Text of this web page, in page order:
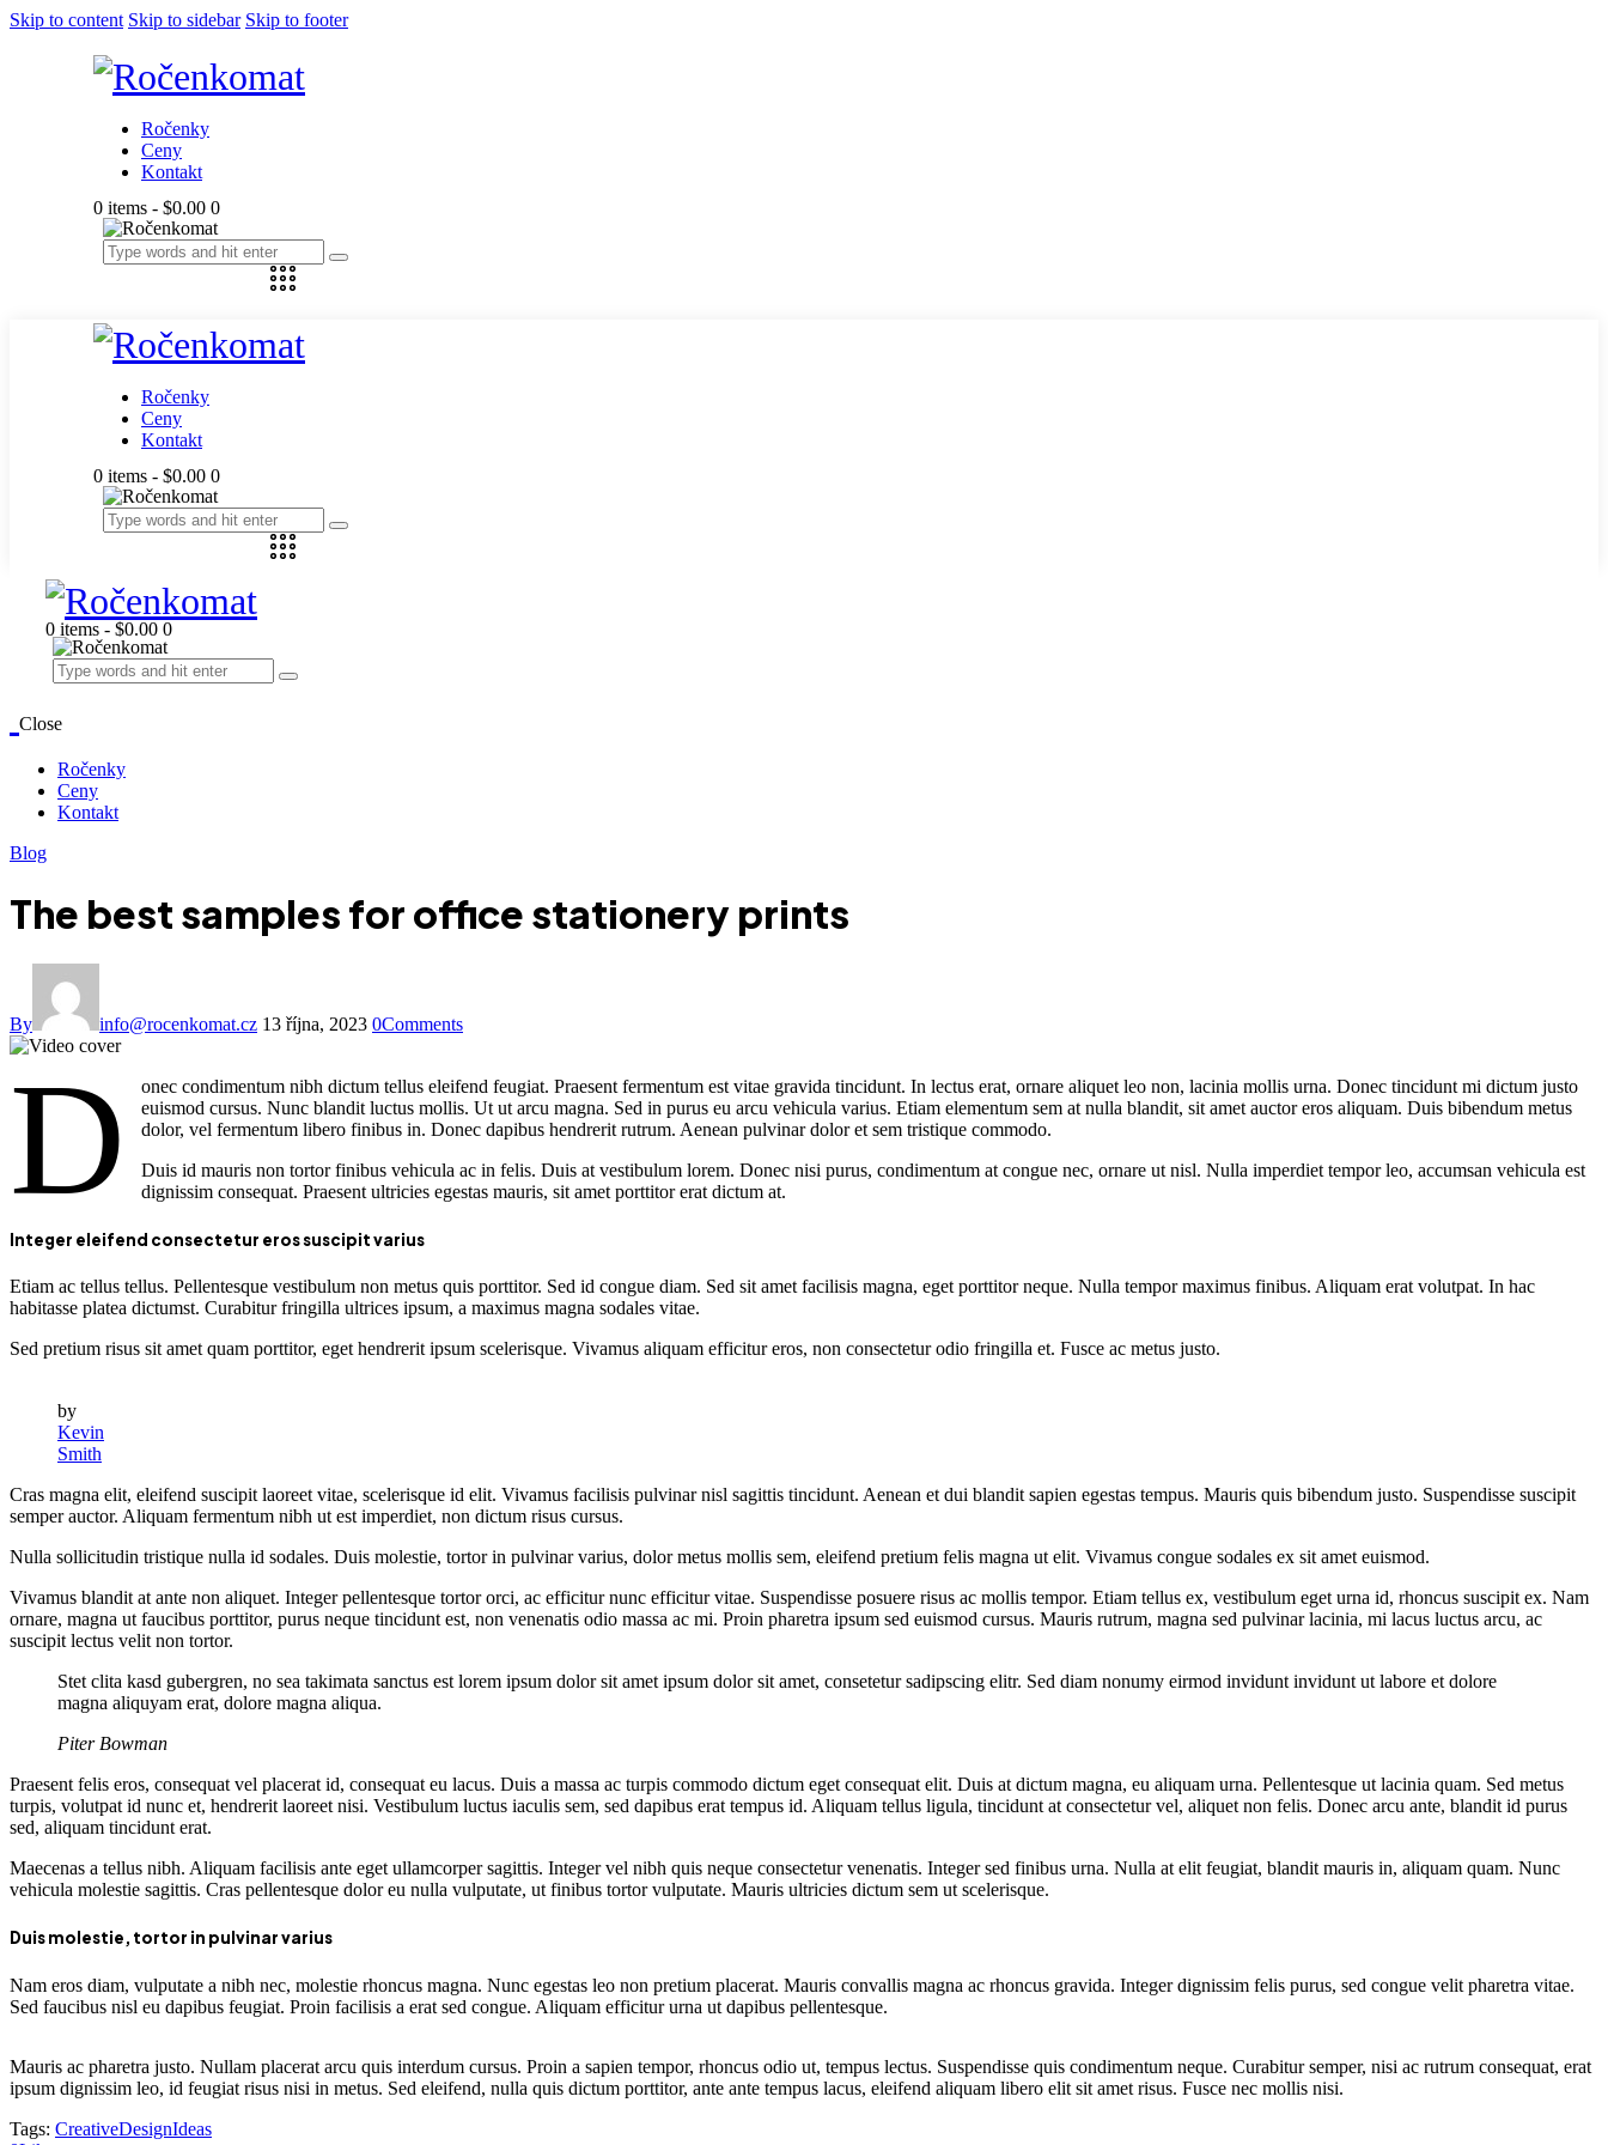
Skip to content Skip to sidebar Skip to footer
Ročenky
Ceny
Kontakt
0 items - $0.00 0
Ročenky
Ceny
Kontakt
0 items - $0.00 0
0 items - $0.00 0
Close
Ročenky
Ceny
Kontakt
Blog
The best samples for office stationery prints
By info@rocenkomat.cz 13 října, 2023 0Comments
D
onec condimentum nibh dictum tellus eleifend feugiat. Praesent fermentum est vitae gravida tincidunt. In lectus erat, ornare aliquet leo non, lacinia mollis urna. Donec tincidunt mi dictum justo
euismod cursus. Nunc blandit luctus mollis. Ut ut arcu magna. Sed in purus eu arcu vehicula varius. Etiam elementum sem at nulla blandit, sit amet auctor eros aliquam. Duis bibendum metus
dolor, vel fermentum libero finibus in. Donec dapibus hendrerit rutrum. Aenean pulvinar dolor et sem tristique commodo.
Duis id mauris non tortor finibus vehicula ac in felis. Duis at vestibulum lorem. Donec nisi purus, condimentum at congue nec, ornare ut nisl. Nulla imperdiet tempor leo, accumsan vehicula est
dignissim consequat. Praesent ultricies egestas mauris, sit amet porttitor erat dictum at.
Integer eleifend consectetur eros suscipit varius
Etiam ac tellus tellus. Pellentesque vestibulum non metus quis porttitor. Sed id congue diam. Sed sit amet facilisis magna, eget porttitor neque. Nulla tempor maximus finibus. Aliquam erat volutpat. In hac
habitasse platea dictumst. Curabitur fringilla ultrices ipsum, a maximus magna sodales vitae.
Sed pretium risus sit amet quam porttitor, eget hendrerit ipsum scelerisque. Vivamus aliquam efficitur eros, non consectetur odio fringilla et. Fusce ac metus justo.
by
Kevin
Smith
Cras magna elit, eleifend suscipit laoreet vitae, scelerisque id elit. Vivamus facilisis pulvinar nisl sagittis tincidunt. Aenean et dui blandit sapien egestas tempus. Mauris quis bibendum justo. Suspendisse suscipit
semper auctor. Aliquam fermentum nibh ut est imperdiet, non dictum risus cursus.
Nulla sollicitudin tristique nulla id sodales. Duis molestie, tortor in pulvinar varius, dolor metus mollis sem, eleifend pretium felis magna ut elit. Vivamus congue sodales ex sit amet euismod.
Vivamus blandit at ante non aliquet. Integer pellentesque tortor orci, ac efficitur nunc efficitur vitae. Suspendisse posuere risus ac mollis tempor. Etiam tellus ex, vestibulum eget urna id, rhoncus suscipit ex. Nam
ornare, magna ut faucibus porttitor, purus neque tincidunt est, non venenatis odio massa ac mi. Proin pharetra ipsum sed euismod cursus. Mauris rutrum, magna sed pulvinar lacinia, mi lacus luctus arcu, ac
suscipit lectus velit non tortor.
Stet clita kasd gubergren, no sea takimata sanctus est lorem ipsum dolor sit amet ipsum dolor sit amet, consetetur sadipscing elitr. Sed diam nonumy eirmod invidunt invidunt ut labore et dolore
magna aliquyam erat, dolore magna aliqua.
Piter Bowman
Praesent felis eros, consequat vel placerat id, consequat eu lacus. Duis a massa ac turpis commodo dictum eget consequat elit. Duis at dictum magna, eu aliquam urna. Pellentesque ut lacinia quam. Sed metus
turpis, volutpat id nunc et, hendrerit laoreet nisi. Vestibulum luctus iaculis sem, sed dapibus erat tempus id. Aliquam tellus ligula, tincidunt at consectetur vel, aliquet non felis. Donec arcu ante, blandit id purus
sed, aliquam tincidunt erat.
Maecenas a tellus nibh. Aliquam facilisis ante eget ullamcorper sagittis. Integer vel nibh quis neque consectetur venenatis. Integer sed finibus urna. Nulla at elit feugiat, blandit mauris in, aliquam quam. Nunc
vehicula molestie sagittis. Cras pellentesque dolor eu nulla vulputate, ut finibus tortor vulputate. Mauris ultricies dictum sem ut scelerisque.
Duis molestie, tortor in pulvinar varius
Nam eros diam, vulputate a nibh nec, molestie rhoncus magna. Nunc egestas leo non pretium placerat. Mauris convallis magna ac rhoncus gravida. Integer dignissim felis purus, sed congue velit pharetra vitae.
Sed faucibus nisl eu dapibus feugiat. Proin facilisis a erat sed congue. Aliquam efficitur urna ut dapibus pellentesque.
Mauris ac pharetra justo. Nullam placerat arcu quis interdum cursus. Proin a sapien tempor, rhoncus odio ut, tempus lectus. Suspendisse quis condimentum neque. Curabitur semper, nisi ac rutrum consequat, erat
ipsum dignissim leo, id feugiat risus nisi in metus. Sed eleifend, nulla quis dictum porttitor, ante ante tempus lacus, eleifend aliquam libero elit sit amet risus. Fusce nec mollis nisi.
Tags: CreativeDesignIdeas